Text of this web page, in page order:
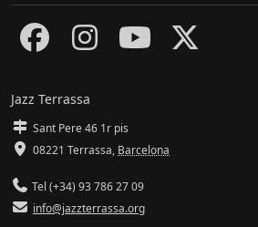
Jazz Terrassa
Sant Pere 46 1r pis
08221 Terrassa, Barcelona
Tel (+34) 93 786 27 09
info@jazzterrassa.org